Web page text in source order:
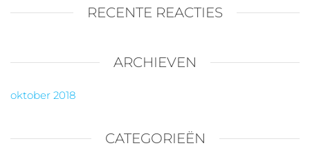
RECENTE REACTIES
ARCHIEVEN
oktober 2018
CATEGORIEËN